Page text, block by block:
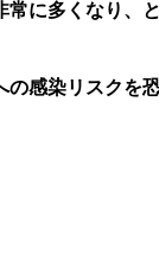
に多くなり、
感染リスクを